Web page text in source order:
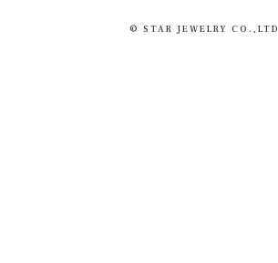
© STAR JEWELRY CO.,LTD